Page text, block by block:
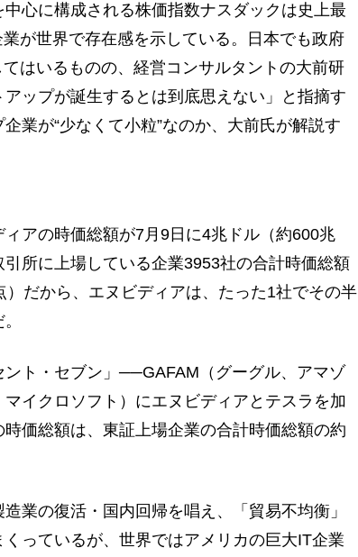
心に構成される株価指数ナスダックは史上最
が世界で存在感を示している。日本でも政府
はいるものの、経営コンサルタントの大前研
ップが誕生するとは到底思えない」と指摘す
業が“少なくて小粒”なのか、大前氏が解説す
アの時価総額が7月9日に4兆ドル（約600兆
所に上場している企業3953社の合計時価総額
だから、エヌビディアは、たった1社でその半
ト・セブン」──GAFAM（グーグル、アマゾ
イクロソフト）にエヌビディアとテスラを加
価総額は、東証上場企業の合計時価総額の約
業の復活・国内回帰を唱え、「貿易不均衡」
っているが、世界ではアメリカの巨大IT企業